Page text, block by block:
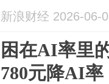
新浪财经 2026-06-
困在AI率里
780元降AI